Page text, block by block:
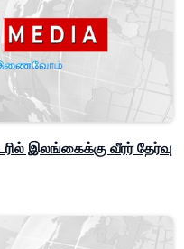
இலங்கைக்கு வீரர் தேர்வு